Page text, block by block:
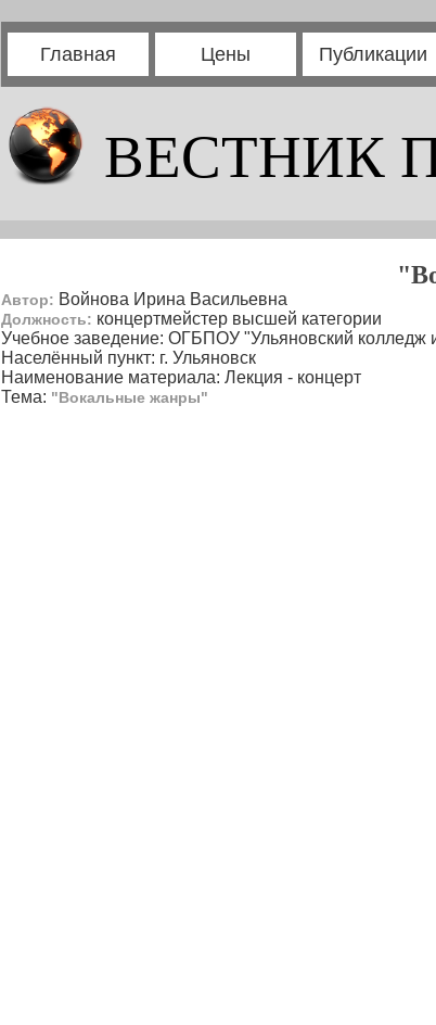
Главная Цены Публикации
ВЕСТНИК
Автор: Войнова Ирина Васильевна
Должность: концертмейстер высшей категории
Учебное заведение: ОГБПОУ "Ульяновский колледж
Населённый пункт: г. Ульяновск
Наименование материала: Лекция - концерт
Тема: "Вокальные жанры"